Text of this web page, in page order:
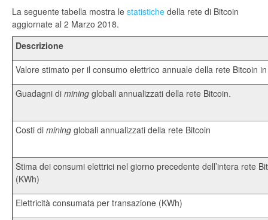
La seguente tabella mostra le statistiche della rete di Bitcoin
aggiornate al 2 Marzo 2018.
Descrizione
Valore stimato per il consumo elettrico annuale della rete Bitcoin
Guadagni di mining globali annualizzati della rete Bitcoin.
Costi di mining globali annualizzati della rete Bitcoin
Stima dei consumi elettrici nel giorno precedente dell’intera rete
(KWh)
Elettricità consumata per transazione (KWh)